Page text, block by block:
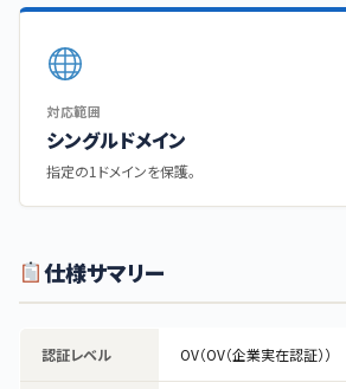
対応範囲
シングルドメイン
指定の1ドメインを保護。
仕様サマリー
認証レベル OV（OV（企業実在認証））